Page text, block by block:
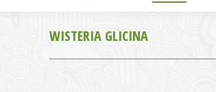
WISTERIA GLICINA